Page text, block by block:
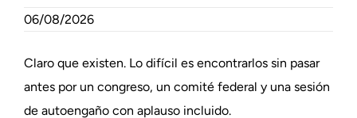
Actividades
Colabora
06/08/2026
Claro que existen. Lo difícil es encontrarlos sin pasar
antes por un congreso, un comité federal y una sesión
de autoengaño con aplauso incluido.